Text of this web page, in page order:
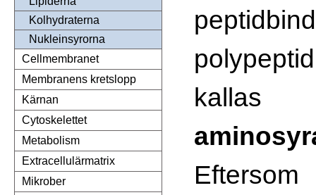
Kolhydraterna
Nukleinsyrorna
Cellmembranet
Membranens kretslopp
Kärnan
Cytoskelettet
Metabolism
Extracellulärmatrix
Mikrober
kallas